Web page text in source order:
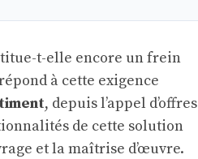
t-elle encore un frein
à cette exigence
, depuis l’appel d’offres
de cette solution
et la maîtrise d’œuvre.